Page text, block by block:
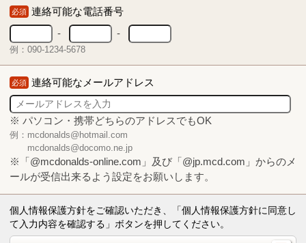
必須 連絡可能な電話番号
-
-
例：090-1234-5678
必須 連絡可能なメールアドレス
※ パソコン・携帯どちらのアドレスでもOK
例：mcdonalds@hotmail.com
mcdonalds@docomo.ne.jp
※「@mcdonalds-online.com」及び「@jp.mcd.com」からのメ
ールが受信出来るよう設定をお願いします。
個人情報保護方針をご確認いただき、「個人情報保護方針に同意し
て入力内容を確認する」ボタンを押してください。